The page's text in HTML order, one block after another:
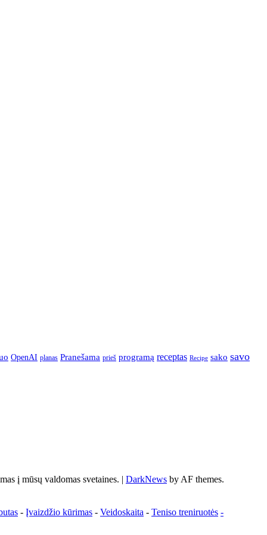
OpenAI planas Pranešama prieš programą receptas Recipe sako savo
į mūsų valdomas svetaines. | DarkNews by AF themes.
- Įvaizdžio kūrimas - Veidoskaita - Teniso treniruotės -